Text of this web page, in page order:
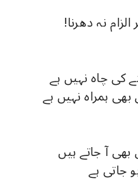
نہ دھرنا!
کی چاہ نہیں ہے
ہمراہ نہیں ہے
آ جاتے ہیں
ہے